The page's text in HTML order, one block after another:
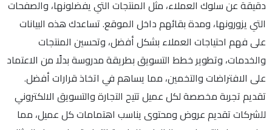
دقيقة عن سلوك العملاء، مثل المنتجات التي يفضلونها، والصفحات
التي يزورونها، ومدة بقائهم داخل الموقع. تساعدك هذه البيانات
على فهم احتياجات العملاء بشكل أفضل، وتحسين المنتجات
والخدمات، وتطوير خطط التسويق بطريقة مدروسة بدلًا من الاعتماد
على الافتراضات والتخمين، مما يساهم في اتخاذ قرارات أفضل.
تقديم تجربة مخصصة لكل عميل تتيح التجارة والتسويق الالكتروني
للشركات تقديم عروض ومحتوى يناسب اهتمامات كل عميل، مما